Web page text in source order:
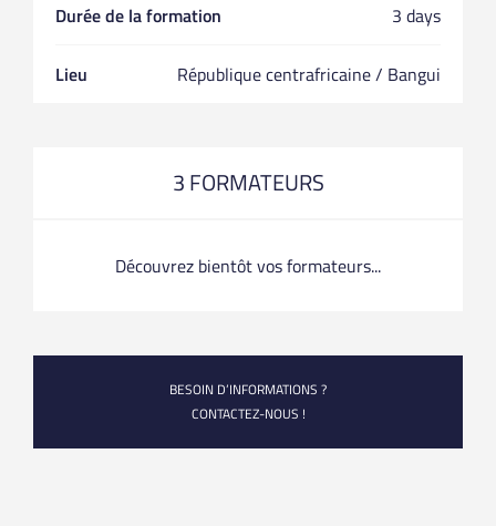
Durée de la formation 3 days
Lieu République centrafricaine / Bangui
3 FORMATEURS
Découvrez bientôt vos formateurs...
BESOIN D’INFORMATIONS ?
CONTACTEZ-NOUS !